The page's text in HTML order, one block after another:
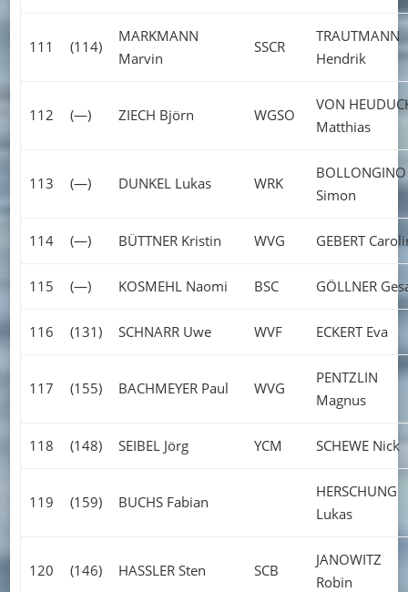
111 (114)
MARKMANN
Marvin
SSCR
TRAUTMANN
Hendrik
112 (—) ZIECH Björn WGSO
VON
Matthias
113 (—) DUNKEL Lukas WRK
BOLLONGINO
Simon
114 (—) BÜTTNER Kristin WVG GEBERT
115 (—) KOSMEHL Naomi BSC GÖLLNER
116 (131) SCHNARR Uwe WVF ECKERT Eva
117 (155) BACHMEYER Paul WVG
PENTZLIN
Magnus
118 (148) SEIBEL Jörg YCM SCHEWE Nick
119 (159) BUCHS Fabian
HERSCHUNG
Lukas
120 (146) HASSLER Sten SCB
JANOWITZ
Robin